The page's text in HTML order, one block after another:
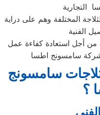
المختلفة وهم على دراية
أجل استعادة كفاءة عمل
سامسونج
؟